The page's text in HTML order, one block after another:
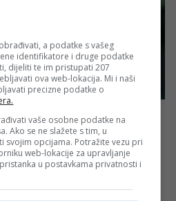
a podatke s vašeg
identifikatore i druge podatke
dijeliti te im pristupati 207
ova web-lokacija. Mi i naši
precizne podatke o
vaše osobne podatke na
Ako se ne slažete s tim, u
svojim opcijama. Potražite vezu pri
web-lokacije za upravljanje
u postavkama privatnosti i